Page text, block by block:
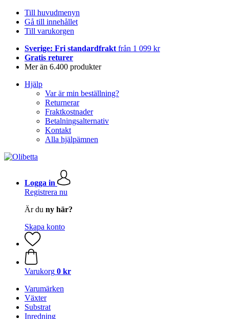
Till huvudmenyn
Gå till innehållet
Till varukorgen
Sverige: Fri standardfrakt från 1 099 kr
Gratis returer
Mer än 6.400 produkter
Hjälp
Var är min beställning?
Returnerar
Fraktkostnader
Betalningsalternativ
Kontakt
Alla hjälpämnen
Logga in
Registrera nu
Är du ny här?
Skapa konto
Varukorg 0 kr
Varumärken
Växter
Substrat
Inredning